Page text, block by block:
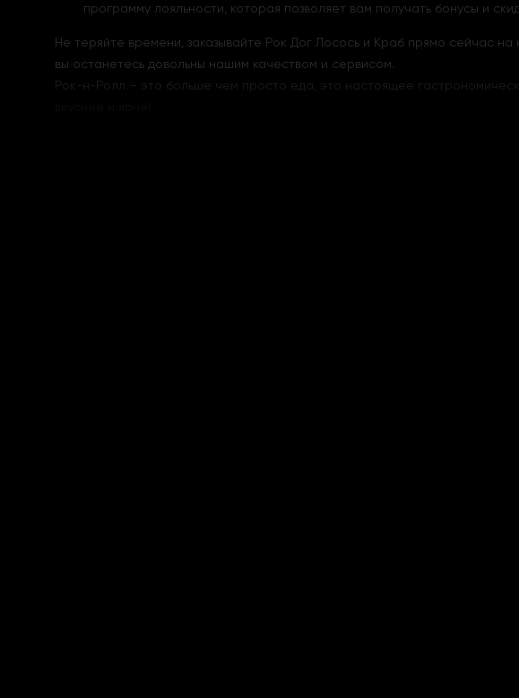
программу лояльности, которая позволяет вам получать бонусы и
Не теряйте времени, заказывайте Рок Дог Лосось и Краб прямо сейчас
вы останетесь довольны нашим качеством и сервисом.
Рок-н-Ролл – это больше чем просто еда, это настоящее